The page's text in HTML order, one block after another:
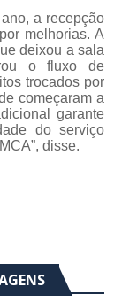
a recepção
melhorias. A
deixou a sala
o fluxo de
trocados por
começaram a
garante
do serviço
disse.